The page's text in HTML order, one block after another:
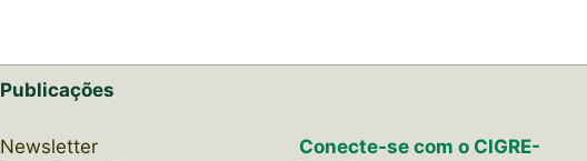
Publicações
Newsletter
Conecte-se com o CIGRE-